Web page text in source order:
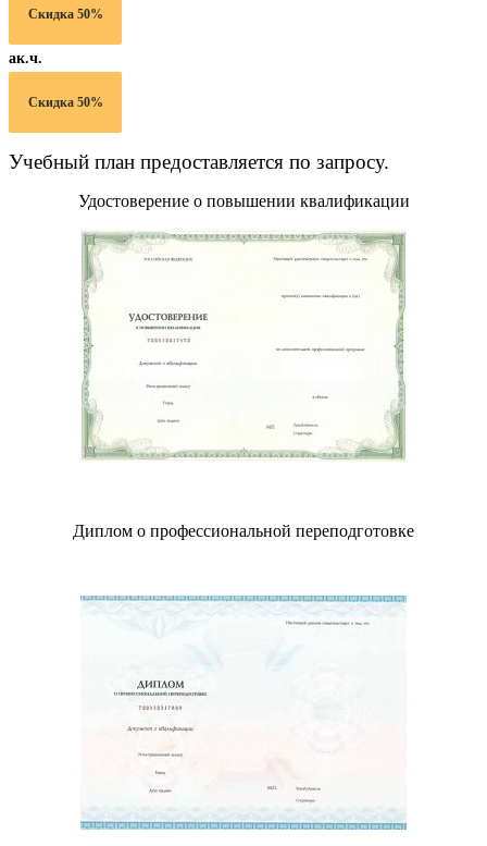
Скидка 50%
ак.ч.
Скидка 50%
Учебный план предоставляется по запросу.
Удостоверение о повышении квалификации
Диплом о профессиональной переподготовке